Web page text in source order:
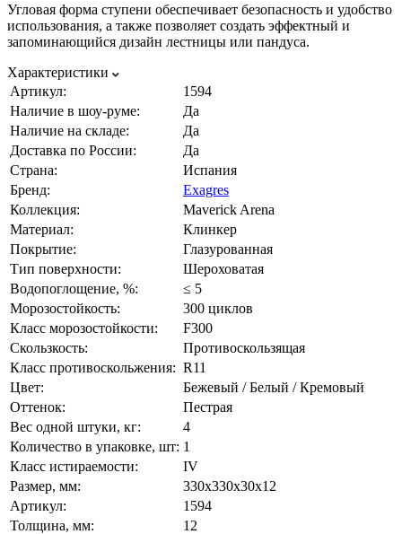
Угловая форма ступени обеспечивает безопасность и удобство
использования, а также позволяет создать эффектный и
запоминающийся дизайн лестницы или пандуса.
Характеристики
Артикул:
1594
Наличие в шоу-руме:
Да
Наличие на складе:
Да
Доставка по России:
Да
Страна:
Испания
Бренд:
Exagres
Коллекция:
Maverick Arena
Материал:
Клинкер
Покрытие:
Глазурованная
Тип поверхности:
Шероховатая
Водопоглощение, %:
≤ 5
Морозостойкость:
300 циклов
Класс морозостойкости:
F300
Скользкость:
Противоскользящая
Класс противоскольжения: R11
Цвет:
Бежевый / Белый / Кремовый
Оттенок:
Пестрая
Вес одной штуки, кг:
4
Количество в упаковке, шт: 1
Класс истираемости:
IV
Размер, мм:
330х330х30х12
Артикул:
1594
Толщина, мм:
12